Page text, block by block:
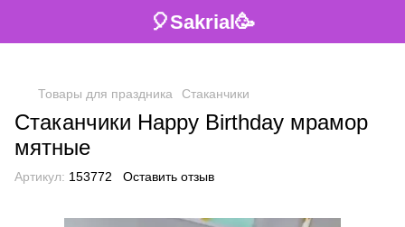
🎈Sakrial🥳
Товары для праздника Стаканчики
Стаканчики Happy Birthday мрамор
мятные
Артикул: 153772 Оставить отзыв